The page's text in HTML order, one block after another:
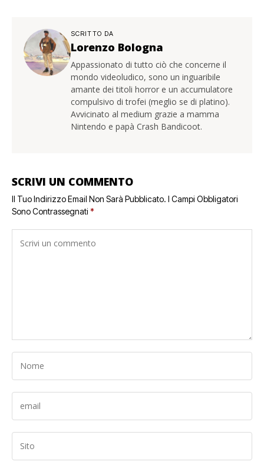
SCRITTO DA
Lorenzo Bologna
Appassionato di tutto ciò che concerne il
mondo videoludico, sono un inguaribile
amante dei titoli horror e un accumulatore
compulsivo di trofei (meglio se di platino).
Avvicinato al medium grazie a mamma
Nintendo e papà Crash Bandicoot.
SCRIVI UN COMMENTO
Il Tuo Indirizzo Email Non Sarà Pubblicato. I Campi Obbligatori
Sono Contrassegnati *